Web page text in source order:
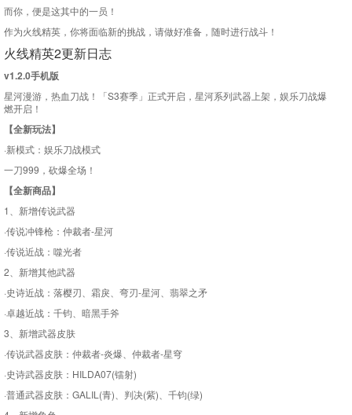
而你，便是这其中的一员！
作为火线精英，你将面临新的挑战，请做好准备，随时进行战斗！
火线精英2更新日志
v1.2.0手机版
星河漫游，热血刀战！「S3赛季」正式开启，星河系列武器上架，娱乐刀战爆
燃开启！
【全新玩法】
·新模式：娱乐刀战模式
一刀999，砍爆全场！
【全新商品】
1、新增传说武器
·传说冲锋枪：仲裁者-星河
·传说近战：噬光者
2、新增其他武器
·史诗近战：落樱刃、霜戾、弯刃-星河、翡翠之矛
·卓越近战：千钧、暗黑手斧
3、新增武器皮肤
·传说武器皮肤：仲裁者-炎爆、仲裁者-星穹
·史诗武器皮肤：HILDA07(镭射)
·普通武器皮肤：GALIL(青)、判决(紫)、千钧(绿)